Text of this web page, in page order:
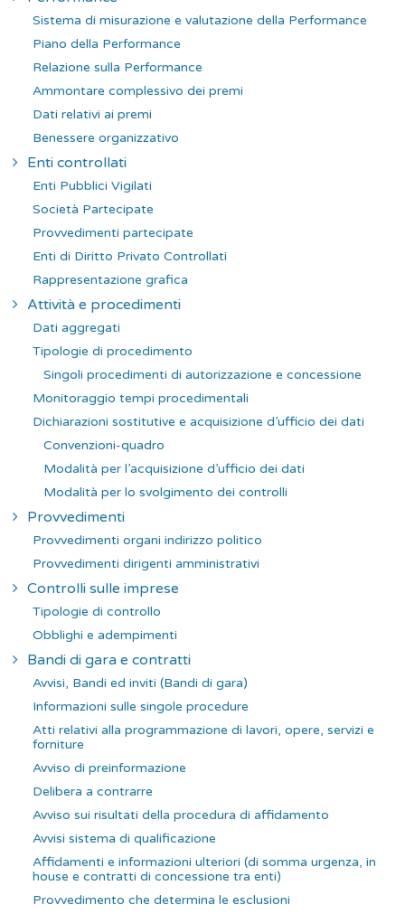
Sistema di misurazione e valutazione della Performance
Piano della Performance
Relazione sulla Performance
Ammontare complessivo dei premi
Dati relativi ai premi
Benessere organizzativo
Enti controllati
Enti Pubblici Vigilati
Società Partecipate
Provvedimenti partecipate
Enti di Diritto Privato Controllati
Rappresentazione grafica
Attività e procedimenti
Dati aggregati
Tipologie di procedimento
Singoli procedimenti di autorizzazione e concessione
Monitoraggio tempi procedimentali
Dichiarazioni sostitutive e acquisizione d’ufficio dei dati
Convenzioni-quadro
Modalità per l’acquisizione d’ufficio dei dati
Modalità per lo svolgimento dei controlli
Provvedimenti
Provvedimenti organi indirizzo politico
Provvedimenti dirigenti amministrativi
Controlli sulle imprese
Tipologie di controllo
Obblighi e adempimenti
Bandi di gara e contratti
Avvisi, Bandi ed inviti (Bandi di gara)
Informazioni sulle singole procedure
Atti relativi alla programmazione di lavori, opere, servizi e
forniture
Avviso di preinformazione
Delibera a contrarre
Avviso sui risultati della procedura di affidamento
Avvisi sistema di qualificazione
Affidamenti e informazioni ulteriori (di somma urgenza, in
house e contratti di concessione tra enti)
Provvedimento che determina le esclusioni